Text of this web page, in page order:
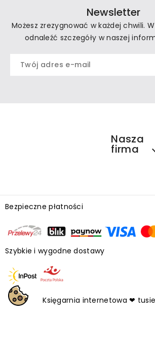
Newsletter
Możesz zrezygnować w każdej chwili.
odnaleźć szczegóły w naszej
Nasza
firma
Bezpieczne płatności
Szybkie i wygodne dostawy
Księgarnia internetowa ❤